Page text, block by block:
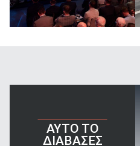
AYTO TO
ΔΙΑΒΑΣΕΣ